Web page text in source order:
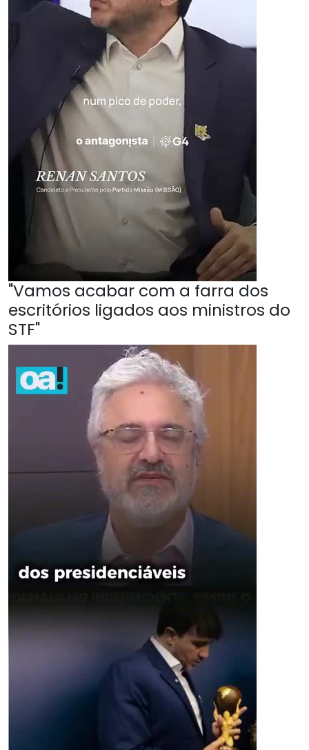
"Vamos acabar com a farra dos
escritórios ligados aos ministros do
STF"